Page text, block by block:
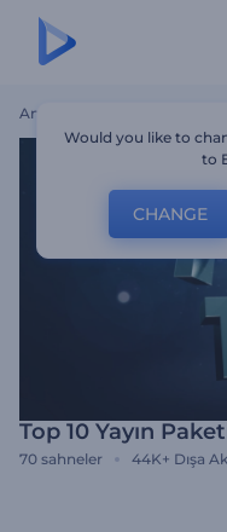
Ana Sayfa
Top 10 Yayın
70 sahneler 44K+ Dışa
Would you like to
to
CHANGE